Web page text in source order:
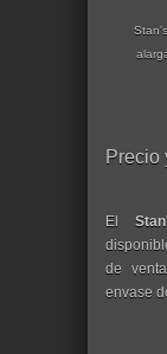
Precio
El
de
envase